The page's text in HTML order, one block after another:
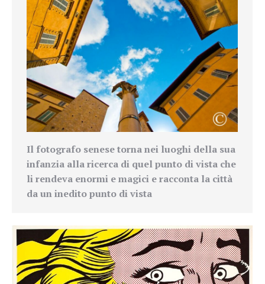
Il fotografo senese torna nei luoghi della sua
infanzia alla ricerca di quel punto di vista che
li rendeva enormi e magici e racconta la città
da un inedito punto di vista